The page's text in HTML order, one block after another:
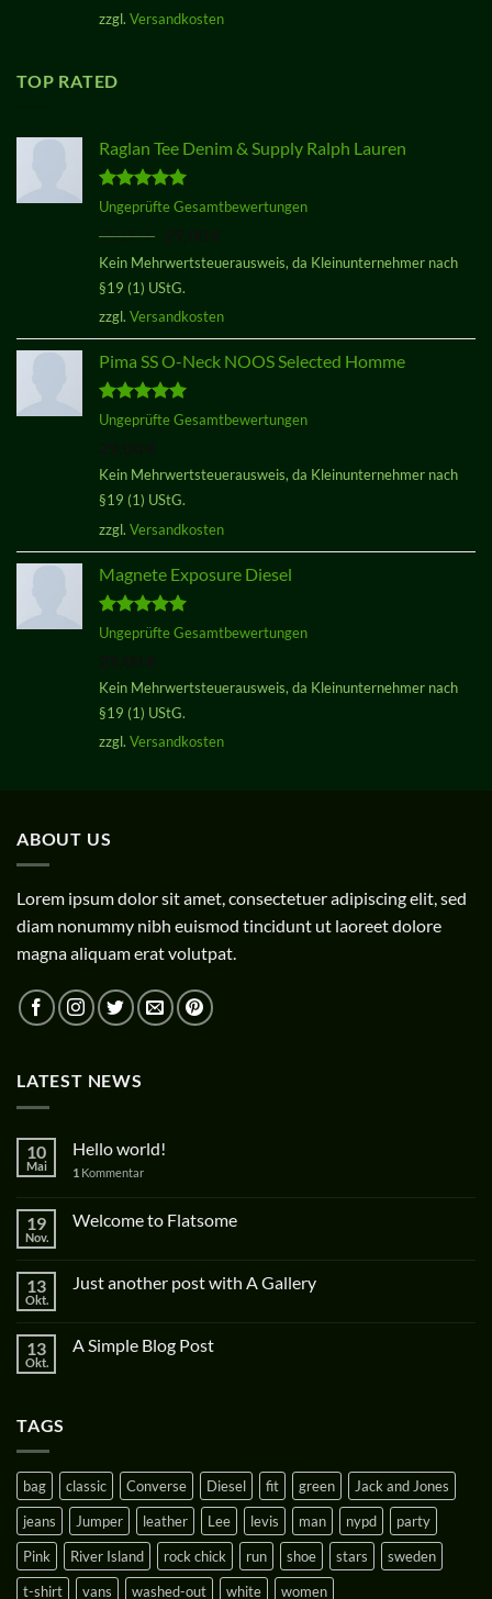
zzgl. Versandkosten
TOP RATED
Raglan Tee Denim & Supply Ralph Lauren
Bewertet
von 5
Ungeprüfte Gesamtbewertungen
29,00€
Preis
war:
Preis
Kein Mehrwertsteuerausweis, da Kleinunternehmer nach
§19 (1) UStG.
zzgl. Versandkosten
Pima SS O-Neck NOOS Selected Homme
Bewertet
Ungeprüfte Gesamtbewertungen
Kein Mehrwertsteuerausweis, da Kleinunternehmer nach
§19 (1) UStG.
zzgl. Versandkosten
Magnete Exposure Diesel
Bewertet
Ungeprüfte Gesamtbewertungen
Kein Mehrwertsteuerausweis, da Kleinunternehmer nach
§19 (1) UStG.
zzgl. Versandkosten
ABOUT US
Lorem ipsum dolor sit amet, consectetuer adipiscing elit, sed
diam nonummy nibh euismod tincidunt ut laoreet dolore
magna aliquam erat volutpat.
LATEST NEWS
10
Mai
Hello world!
1 Kommentar
19
Nov.
Welcome to Flatsome
13
Okt.
Just another post with A Gallery
13
Okt.
A Simple Blog Post
TAGS
bag classic Converse Diesel fit green
Jack and Jones
jeans
Jumper leather Lee levis man nypd
party
Pink
River Island rock chick run shoe stars
sweden
t-shirt
vans washed-out white women